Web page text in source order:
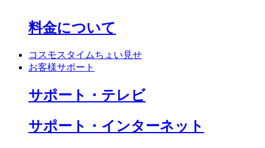
料金について
コスモスタイムちょい見せ
お客様サポート
サポート・テレビ
サポート・インターネット